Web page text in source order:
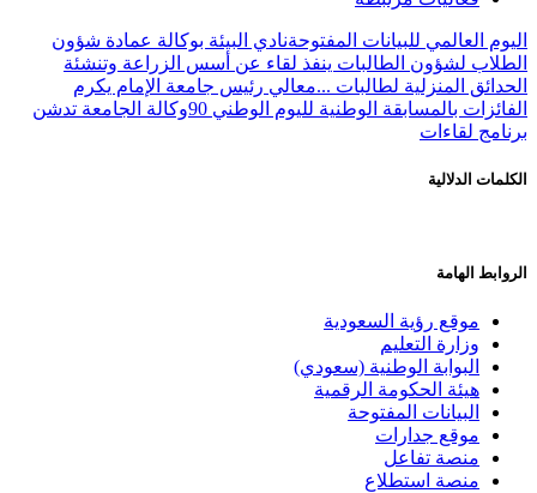
اليوم العالمي للبيانات المفتوحةنادي البيئة بوكالة عمادة شؤون
الطلاب لشؤون الطالبات ينفذ لقاء عن أسس الزراعة وتنشئة
الحدائق المنزلية لطالبات ...معالي رئيس جامعة الإمام يكرم
الفائزات بالمسابقة الوطنية لليوم الوطني 90
وكالة الجامعة تدشن
برنامج لقاءات
الكلمات الدلالية
الروابط الهامة
موقع رؤية السعودية
وزارة التعليم
البوابة الوطنية (سعودي)
هيئة الحكومة الرقمية
البيانات المفتوحة
موقع جدارات
منصة تفاعل
منصة استطلاع